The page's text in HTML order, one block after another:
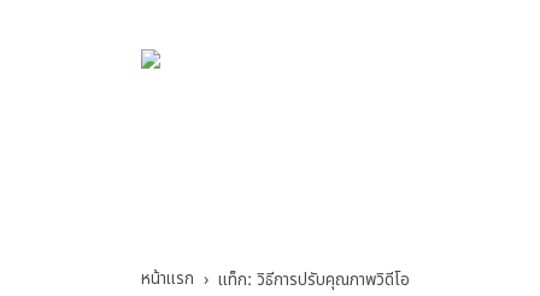
หน้าแรก แท็ก: วิธีการปรับคุณภาพวิดีโอ